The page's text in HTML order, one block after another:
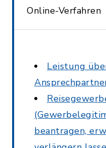
Online-Verfahren
Leistung
beantragen,